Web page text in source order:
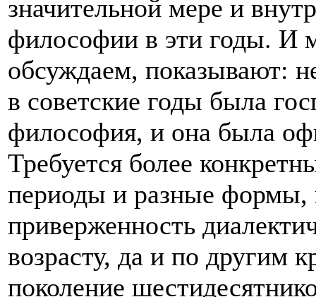
значительной мере и
философии в эти годы. И
обсуждаем, показывают:
в советские годы была
философия, и она была
Требуется более
периоды и разные формы,
приверженность
возрасту, да и по другим
поколение